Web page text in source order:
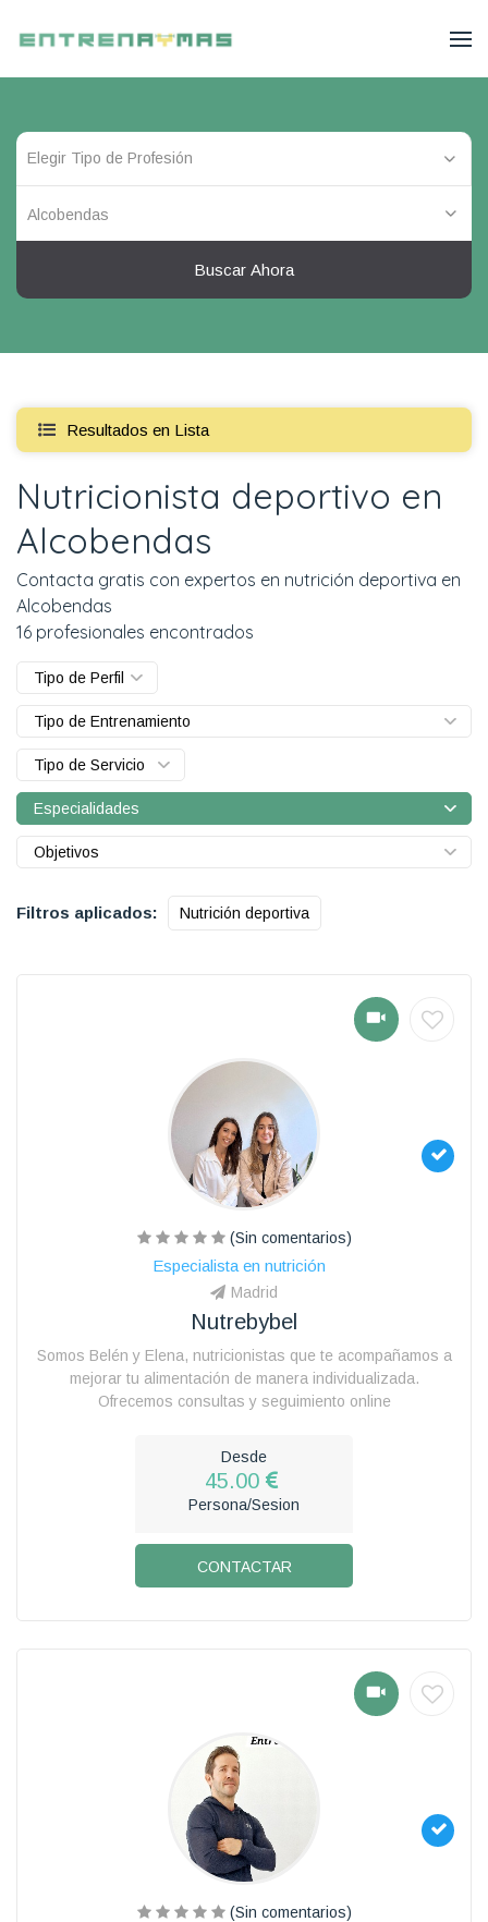
Alcobendas
Buscar Ahora
Resultados en Lista
Nutricionista deportivo en
Alcobendas
Contacta gratis con expertos en nutrición deportiva en
Alcobendas
16 profesionales encontrados
Tipo de Perfil
Tipo de Entrenamiento
Tipo de Servicio
Especialidades
Objetivos
Filtros aplicados: Nutrición deportiva
(Sin comentarios)
Especialista en nutrición
Madrid
Nutrebybel
Somos Belén y Elena, nutricionistas que te acompañamos a
mejorar tu alimentación de manera individualizada.
Ofrecemos consultas y seguimiento online
Desde
45.00
Persona/Sesion
CONTACTAR
(Sin comentarios)